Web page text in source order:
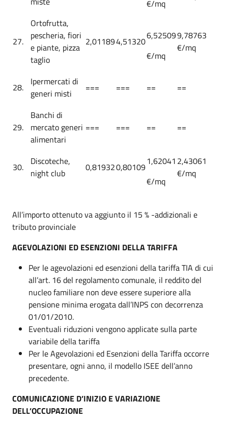
€/mq
27.
Ortofrutta,
pescheria, fiori
e piante, pizza
taglio
2,011894,513206,52509
€/mq
9,78763
€/mq
28.
Ipermercati di
generi misti
=== === == ==
29.
Banchi di
mercato generi
alimentari
=== === == ==
30.
Discoteche,
night club
0,819320,801091,62041
€/mq
2,43061
€/mq
All’importo ottenuto va aggiunto il 15 % -addizionali e
tributo provinciale
AGEVOLAZIONI ED ESENZIONI DELLA TARIFFA
Per le agevolazioni ed esenzioni della tariffa TIA di cui
all’art. 16 del regolamento comunale, il reddito del
nucleo familiare non deve essere superiore alla
pensione minima erogata dall’INPS con decorrenza
01/01/2010.
Eventuali riduzioni vengono applicate sulla parte
variabile della tariffa
Per le Agevolazioni ed Esenzioni della Tariffa occorre
presentare, ogni anno, il modello ISEE dell’anno
precedente.
COMUNICAZIONE D’INIZIO E VARIAZIONE
DELL’OCCUPAZIONE